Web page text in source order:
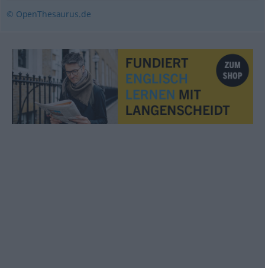
© OpenThesaurus.de